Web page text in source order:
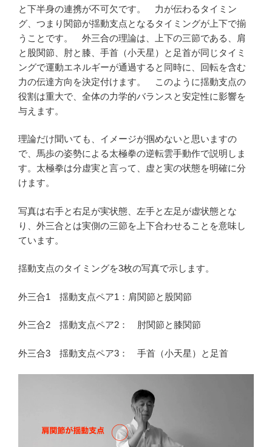
と下半身の連携が不可欠です。 力が伝わるタイミン
グ、つまり関節が揺動支点となるタイミングが上下で揃
うことです。 外三合の理論は、上下の三節である、肩
と股関節、肘と膝、手首（小天星）と足首が同じタイミ
ングで運動エネルギーが通過すると同時に、回転を含む
力の伝達方向を決定付けます。 このように揺動支点の
役割は重大で、全体の力学的バランスと安定性に影響を
与えます。
理論だけ聞いても、イメージが掴めないと思いますの
で、馬歩の姿勢による太極拳の逆転雲手動作で説明しま
す。太極拳は分虚実と言って、虚と実の状態を明確に分
けます。
写真は右手と右足が実状態、左手と左足が虚状態とな
り、外三合とは実側の三節を上下合わせることを意味し
ています。
揺動支点のタイミングを3枚の写真で示します。
外三合1 揺動支点ペア1：肩関節と股関節
外三合2 揺動支点ペア2： 肘関節と膝関節
外三合3 揺動支点ペア3： 手首（小天星）と足首